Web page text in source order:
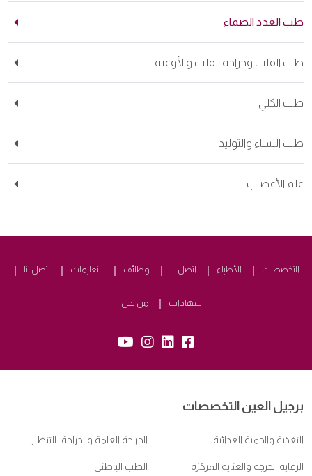
الغدد الصماء
القلب وجراحة القلب والأوعية
الكلي
النساء والتوليد
الأعصاب
الأطباء اتصل بنا وظائف التعليمات اتصل بنا
شهادات من نحن
lk:
insta:
yb:
العين التخصصات
والحمية الغذائية الجراحة العامة والجراحة بالتنظير
الحرجة والعناية المركزة الطب الباطني